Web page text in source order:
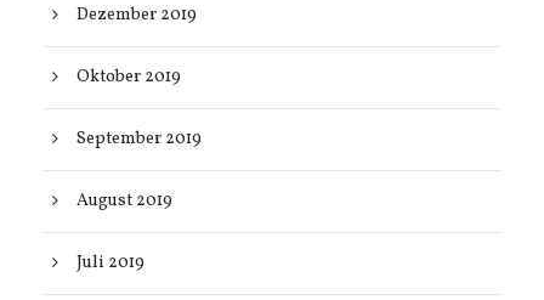
Dezember 2019
Oktober 2019
September 2019
August 2019
Juli 2019